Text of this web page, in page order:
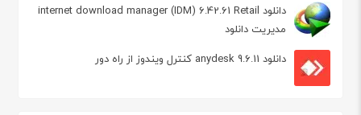
دانلود internet download manager (IDM) 6.42.61 Retail
مدیریت دانلود
دانلود anydesk 9.6.11 کنترل ویندوز از راه دور